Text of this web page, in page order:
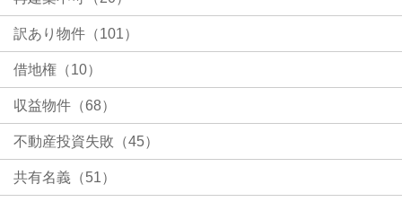
訳あり物件（101）
借地権（10）
収益物件（68）
不動産投資失敗（45）
共有名義（51）